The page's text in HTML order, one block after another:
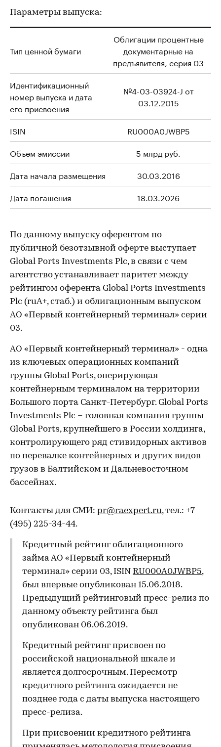
Параметры выпуска:
Тип ценной бумаги
Облигации процентные
документарные на
предъявителя, серия 03
Идентификационный
номер выпуска и дата
его присвоения
№4-03-03924-J от
03.12.2015
ISIN
RU000A0JWBP5
Объем эмиссии
5 млрд руб.
Дата начала размещения
30.03.2016
Дата погашения
18.03.2026
По данному выпуску оферентом по
публичной безотзывной оферте выступает
Global Ports Investments Plc, в связи с чем
агентство устанавливает паритет между
рейтингом оферента Global Ports Investments
Plc (ruA+, стаб.) и облигационным выпуском
АО «Первый контейнерный терминал» серии
03.
АО «Первый контейнерный терминал» - одна
из ключевых операционных компаний
группы Global Ports, оперирующая
контейнерным терминалом на территории
Большого порта Санкт-Петербург. Global Ports
Investments Plc – головная компания группы
Global Ports, крупнейшего в России холдинга,
контролирующего ряд стивидорных активов
по перевалке контейнерных и других видов
грузов в Балтийском и Дальневосточном
бассейнах.
Контакты для СМИ: pr@raexpert.ru, тел.: +7
(495) 225-34-44.
Кредитный рейтинг облигационного
займа АО «Первый контейнерный
терминал» серии 03, ISIN RU000A0JWBP5,
был впервые опубликован 15.06.2018.
Предыдущий рейтинговый пресс-релиз по
данному объекту рейтинга был
опубликован 06.06.2019.
Кредитный рейтинг присвоен по
российской национальной шкале и
является долгосрочным. Пересмотр
кредитного рейтинга ожидается не
позднее года с даты выпуска настоящего
пресс-релиза.
При присвоении кредитного рейтинга